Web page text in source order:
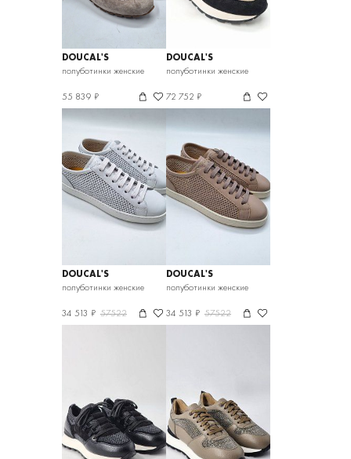
DOUCAL'S
полуботинки женские
55 839 ₽
DOUCAL'S
полуботинки женские
72 752 ₽
DOUCAL'S
полуботинки женские
34 513 ₽ 57522
DOUCAL'S
полуботинки женские
34 513 ₽ 57522